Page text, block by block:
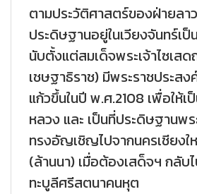
ตามประวัติศาสตร์ของฝ่ายลา
ประดิษฐานอยู่ในเวียงจันทร์เป็
นับตั้งแต่สมเด็จพระเจ้าไซเส
เชษฐาธิราช) มีพระราชประสง
แก้วขึ้นในปี พ.ศ.2108 เพื่อให้เ
หลวง และ เป็นที่ประดิษฐานพ
ทรงอัญเชิญไปจากนครเชียงใ
(ล้านนา) เมื่อต้องเสด็จฯ กลับ
ทะบูลีศรีสตนาคนหุต